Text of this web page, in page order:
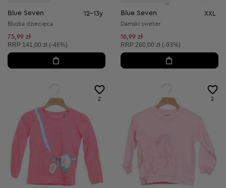
Blue Seven 12-13y
Bluzka dziecięca
75,99 zł
Cena sugerowana:
RRP 141,00 zł (-46%)
Blue Seven XXL
Damski sweter
16,99 zł
Cena sugerowana:
RRP 260,00 zł (-93%)
2 2